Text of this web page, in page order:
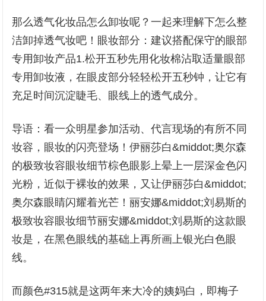
那么透气化妆品怎么卸妆呢？一起来理解下怎么整
洁卸掉透气妆吧！眼妆部分：建议搭配保守的眼部
专用卸妆产品1.松开五秒先用化妆棉沾取适量眼部
专用卸妆液，在眼皮部分轻轻松开五秒钟，让它有
充足时间沉淀睫毛、眼线上的透气成分。
导语：看一众明星参加活动、代言现场的有所不同
妆容，眼妆的闪亮登场！伊丽莎白&middot;奥尔森
的极致妆容眼妆细节棕色眼影上晕上一层深金色闪
光粉，近似于裸妆的效果，又让伊丽莎白&middot;
奥尔森眼睛闪耀着光芒！丽安娜&middot;刘易斯的
极致妆容眼妆细节丽安娜&middot;刘易斯的这款眼
妆是，在黑色眼线的基础上再所画上银光白色眼
线。
而颜色#315就是这两年来大冷的姨妈白，即梅子